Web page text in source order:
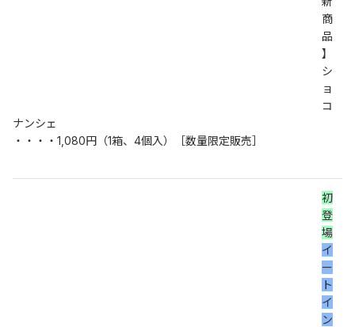
商
品
】
シ
ョ
コ
ナンシェ
・・・・1,080円（1箱、4個入）［数量限定販売］
初
登
場
イ
ー
ト
イ
ン